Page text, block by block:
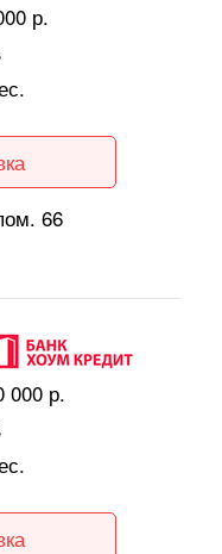
р.
66
000 р.